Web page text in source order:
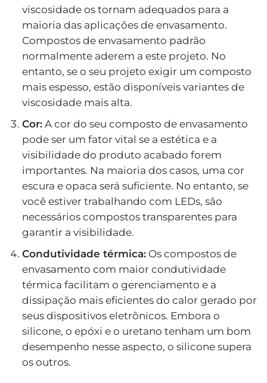
viscosidade os tornam adequados para a
maioria das aplicações de envasamento.
Compostos de envasamento padrão
normalmente aderem a este projeto. No
entanto, se o seu projeto exigir um composto
mais espesso, estão disponíveis variantes de
viscosidade mais alta.
Cor:A cor do seu composto de envasamento
pode ser um fator vital se a estética e a
visibilidade do produto acabado forem
importantes. Na maioria dos casos, uma cor
escura e opaca será suficiente. No entanto, se
você estiver trabalhando com LEDs, são
necessários compostos transparentes para
garantir a visibilidade.
Condutividade térmica:Os compostos de
envasamento com maior condutividade
térmica facilitam o gerenciamento e a
dissipação mais eficientes do calor gerado por
seus dispositivos eletrônicos. Embora o
silicone, o epóxi e o uretano tenham um bom
desempenho nesse aspecto, o silicone supera
os outros.